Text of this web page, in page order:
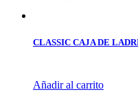
CLASSIC CAJA DE
Añadir al carrito